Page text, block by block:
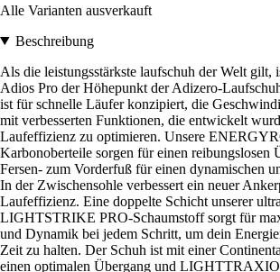
Alle Varianten ausverkauft
Beschreibung
Als die leistungsstärkste laufschuh der Welt gilt,
Adios Pro der Höhepunkt der Adizero-
ist für schnelle Läufer konzipiert, die
mit verbesserten Funktionen, die entwickelt
Laufeffizienz zu optimieren. Unsere
Karbonoberteile sorgen für einen reibungslosen
Fersen- zum Vorderfuß für einen dynamischen
In der Zwischensohle verbessert ein neuer
Laufeffizienz. Eine doppelte Schicht unserer
LIGHTSTRIKE PRO-Schaumstoff sorgt für
und Dynamik bei jedem Schritt, um dein
Zeit zu halten. Der Schuh ist mit einer
einen optimalen Übergang und